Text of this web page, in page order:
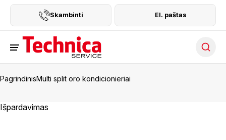
Skambinti El. paštas
PagrindinisMulti split oro kondicionieriai
Išpardavimas